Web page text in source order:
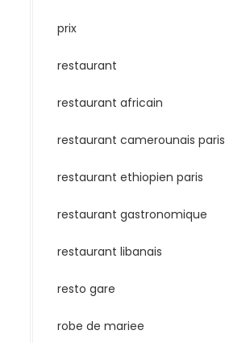
prix
restaurant
restaurant africain
restaurant camerounais paris
restaurant ethiopien paris
restaurant gastronomique
restaurant libanais
resto gare
robe de mariee